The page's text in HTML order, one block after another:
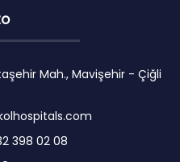
Mah., Mavişehir - Çiğli
398 02 08